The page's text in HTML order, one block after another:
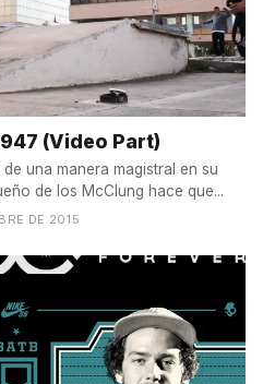
(Video Part)
una manera magistral en su
de los McClung hace que...
DE 2015